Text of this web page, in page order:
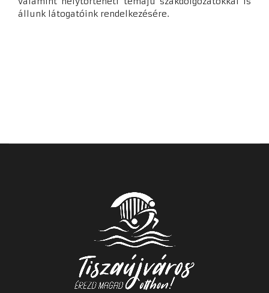
állunk látogatóink rendelkezésére.